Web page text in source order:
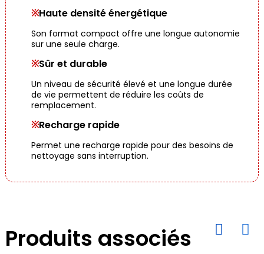
※Haute densité énergétique
Son format compact offre une longue autonomie
sur une seule charge.
※Sûr et durable
Un niveau de sécurité élevé et une longue durée
de vie permettent de réduire les coûts de
remplacement.
※Recharge rapide
Permet une recharge rapide pour des besoins de
nettoyage sans interruption.
Produits associés